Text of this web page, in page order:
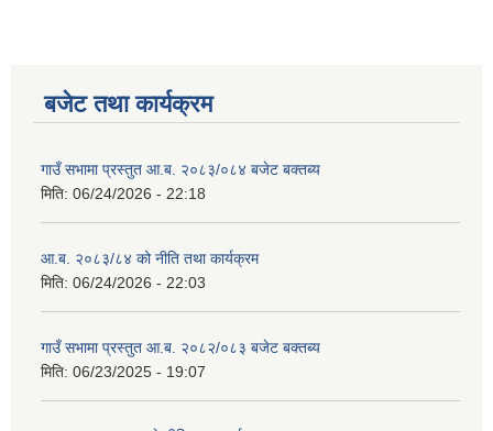
बजेट तथा कार्यक्रम
गाउँ सभामा प्रस्तुत आ.ब. २०८३/०८४ बजेट बक्तब्य
मिति: 06/24/2026 - 22:18
आ.ब. २०८३/८४ को नीति तथा कार्यक्रम
मिति: 06/24/2026 - 22:03
गाउँ सभामा प्रस्तुत आ.ब. २०८२/०८३ बजेट बक्तब्य
मिति: 06/23/2025 - 19:07